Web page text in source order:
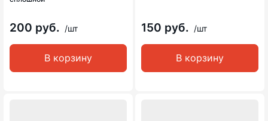
200 руб. /шт
В корзину
150 руб. /шт
В корзину